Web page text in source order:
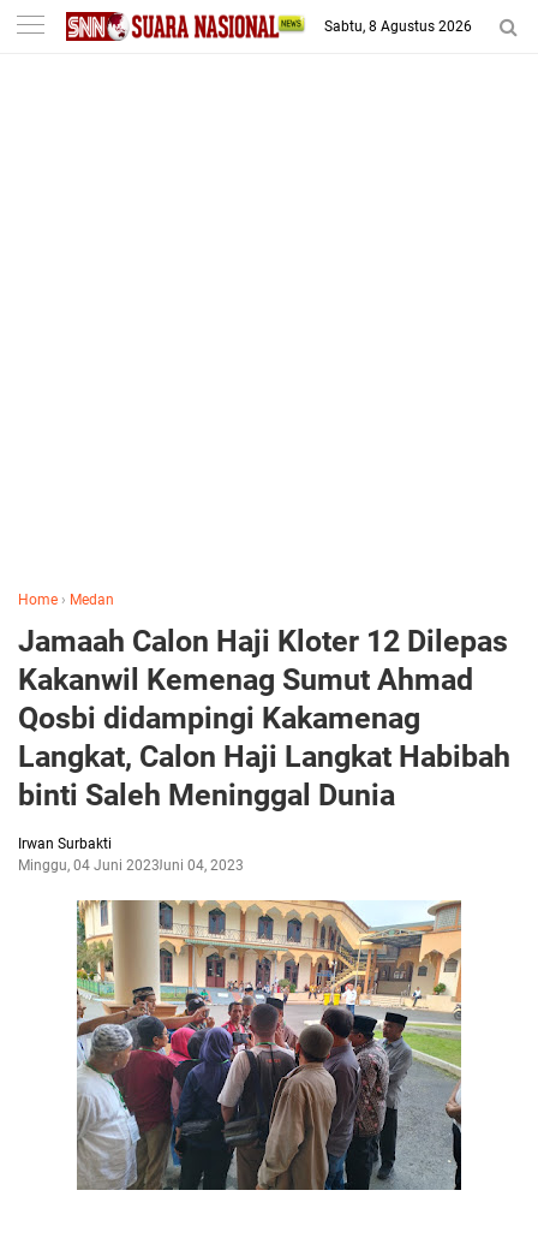
-->
Sabtu, 8 Agustus 2026
Home › Medan
Jamaah Calon Haji Kloter 12 Dilepas
Kakanwil Kemenag Sumut Ahmad
Qosbi didampingi Kakamenag
Langkat, Calon Haji Langkat Habibah
binti Saleh Meninggal Dunia
Irwan Surbakti
Minggu, 04 Juni 2023Juni 04, 2023